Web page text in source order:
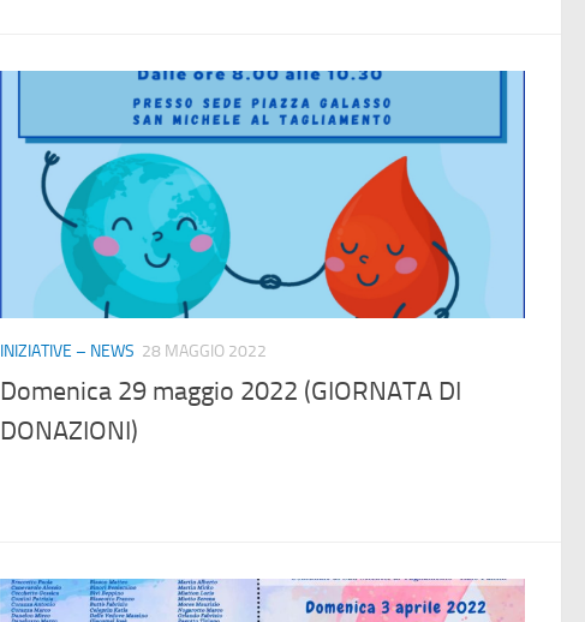
INIZIATIVE – NEWS 28 MAGGIO 2022
Domenica 29 maggio 2022 (GIORNATA DI
DONAZIONI)